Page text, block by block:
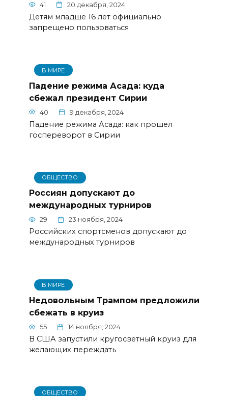
41 20 декабря, 2024
Детям младше 16 лет официально
запрещено пользоваться
В МИРЕ
Падение режима Асада: куда
сбежал президент Сирии
40 9 декабря, 2024
Падение режима Асада: как прошел
госпереворот в Сирии
ОБЩЕСТВО
Россиян допускают до
международных турниров
29 23 ноября, 2024
Российских спортсменов допускают до
международных турниров
В МИРЕ
Недовольным Трампом предложили
сбежать в круиз
55 14 ноября, 2024
В США запустили кругосветный круиз для
желающих переждать
ОБЩЕСТВО